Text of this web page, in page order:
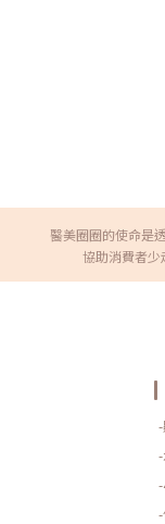
醫美圈圈的使命是
協助消費者少